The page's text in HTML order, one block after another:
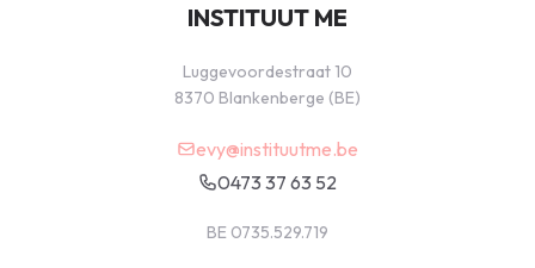
INSTITUUT ME
Luggevoordestraat 10
8370 Blankenberge (BE)
evy@instituutme.be
0473 37 63 52
BE 0735.529.719